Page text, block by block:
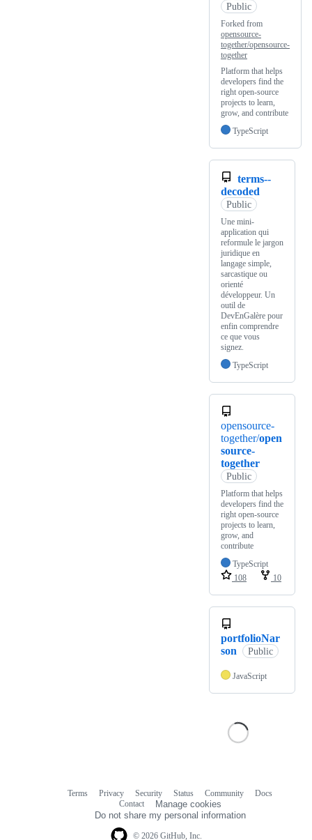
Public
Forked from
opensource-
together/opensource-
together
Platform that helps
developers find the
right open-source
projects to learn,
grow, and contribute
TypeScript
terms--
decoded
Public
Une mini-
application qui
reformule le jargon
juridique en
langage simple,
sarcastique ou
orienté
développeur. Un
outil de
DevEnGalère pour
enfin comprendre
ce que vous
signez.
TypeScript
opensource-
together/open
source-
together
Public
Platform that helps
developers find the
right open-source
projects to learn,
grow, and
contribute
TypeScript
108
10
portfolioNar
son
Public
JavaScript
© 2026 GitHub, Inc.
Terms Privacy Security Status Community
Docs
Contact
Manage cookies
Do not share my personal information